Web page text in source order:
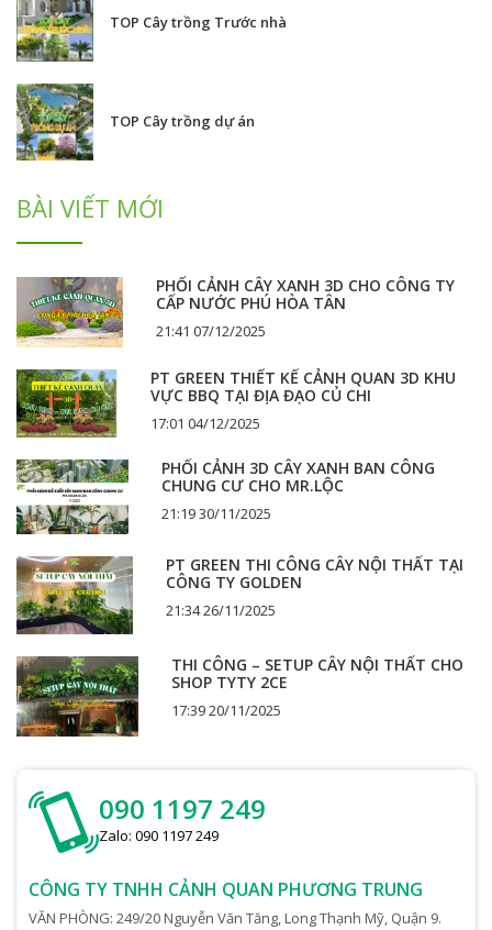
TOP Cây trồng Trước nhà
TOP Cây trồng dự án
BÀI VIẾT MỚI
PHỐI CẢNH CÂY XANH 3D CHO CÔNG TY
CẤP NƯỚC PHÚ HÒA TÂN
21:41 07/12/2025
PT GREEN THIẾT KẾ CẢNH QUAN 3D KHU
VỰC BBQ TẠI ĐỊA ĐẠO CỦ CHI
17:01 04/12/2025
PHỐI CẢNH 3D CÂY XANH BAN CÔNG
CHUNG CƯ CHO MR.LỘC
21:19 30/11/2025
PT GREEN THI CÔNG CÂY NỘI THẤT TẠI
CÔNG TY GOLDEN
21:34 26/11/2025
THI CÔNG – SETUP CÂY NỘI THẤT CHO
SHOP TYTY 2CE
17:39 20/11/2025
090 1197 249
Zalo: 090 1197 249
CÔNG TY TNHH CẢNH QUAN PHƯƠNG TRUNG
VĂN PHÒNG: 249/20 Nguyễn Văn Tăng, Long Thạnh Mỹ, Quận 9.